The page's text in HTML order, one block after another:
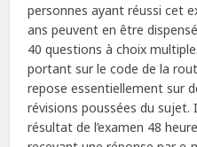
personnes ayant réussi cet
ans peuvent en être
40 questions à choix
portant sur le code de la
repose essentiellement sur
révisions poussées du sujet.
résultat de l’examen 48